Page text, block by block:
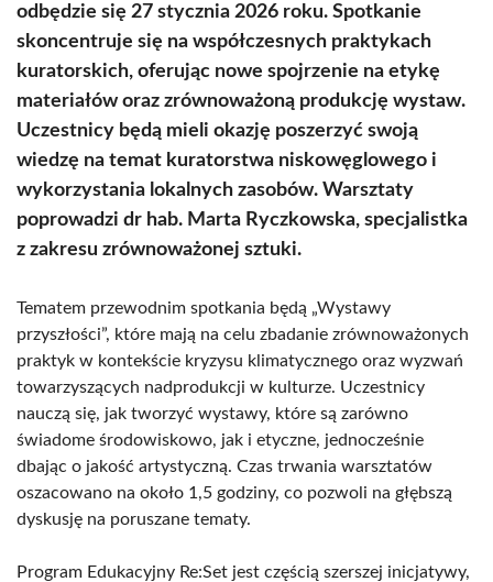
odbędzie się 27 stycznia 2026 roku. Spotkanie
skoncentruje się na współczesnych praktykach
kuratorskich, oferując nowe spojrzenie na etykę
materiałów oraz zrównoważoną produkcję wystaw.
Uczestnicy będą mieli okazję poszerzyć swoją
wiedzę na temat kuratorstwa niskowęglowego i
wykorzystania lokalnych zasobów. Warsztaty
poprowadzi dr hab. Marta Ryczkowska, specjalistka
z zakresu zrównoważonej sztuki.
Tematem przewodnim spotkania będą „Wystawy
przyszłości”, które mają na celu zbadanie zrównoważonych
praktyk w kontekście kryzysu klimatycznego oraz wyzwań
towarzyszących nadprodukcji w kulturze. Uczestnicy
nauczą się, jak tworzyć wystawy, które są zarówno
świadome środowiskowo, jak i etyczne, jednocześnie
dbając o jakość artystyczną. Czas trwania warsztatów
oszacowano na około 1,5 godziny, co pozwoli na głębszą
dyskusję na poruszane tematy.
Program Edukacyjny Re:Set jest częścią szerszej inicjatywy,